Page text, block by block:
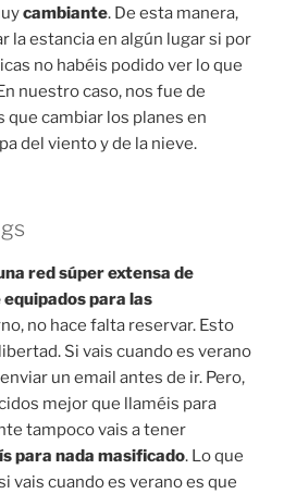
cambiante. De esta manera,
la estancia en algún lugar si por
no habéis podido ver lo que
nuestro caso, nos fue de
cambiar los planes en
del viento y de la nieve.
red súper extensa de
para las
no hace falta reservar. Esto
Si vais cuando es verano
un email antes de ir. Pero,
mejor que llaméis para
tampoco vais a tener
para nada masificado. Lo que
vais cuando es verano es que